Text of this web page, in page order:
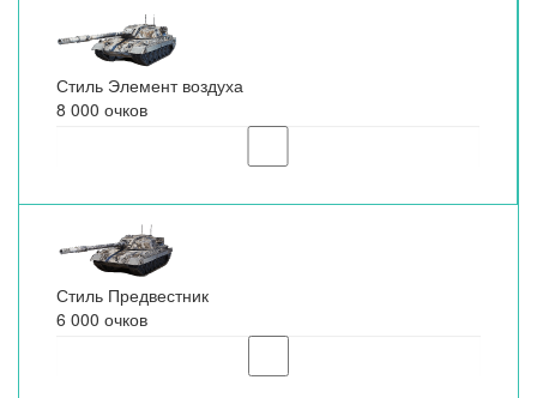
Стиль Элемент воздуха
8 000 очков
Стиль Предвестник
6 000 очков